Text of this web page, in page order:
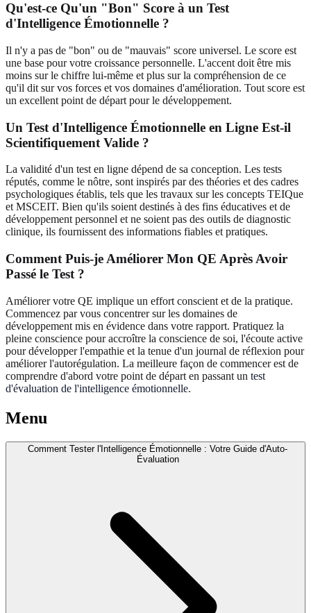
Qu'est-ce Qu'un "Bon" Score à un Test
d'Intelligence Émotionnelle ?
Il n'y a pas de "bon" ou de "mauvais" score universel. Le score est
une base pour votre croissance personnelle. L'accent doit être mis
moins sur le chiffre lui-même et plus sur la compréhension de ce
qu'il dit sur vos forces et vos domaines d'amélioration. Tout score est
un excellent point de départ pour le développement.
Un Test d'Intelligence Émotionnelle en Ligne Est-il
Scientifiquement Valide ?
La validité d'un test en ligne dépend de sa conception. Les tests
réputés, comme le nôtre, sont inspirés par des théories et des cadres
psychologiques établis, tels que les travaux sur les concepts TEIQue
et MSCEIT. Bien qu'ils soient destinés à des fins éducatives et de
développement personnel et ne soient pas des outils de diagnostic
clinique, ils fournissent des informations fiables et pratiques.
Comment Puis-je Améliorer Mon QE Après Avoir
Passé le Test ?
Améliorer votre QE implique un effort conscient et de la pratique.
Commencez par vous concentrer sur les domaines de
développement mis en évidence dans votre rapport. Pratiquez la
pleine conscience pour accroître la conscience de soi, l'écoute active
pour développer l'empathie et la tenue d'un journal de réflexion pour
améliorer l'autorégulation. La meilleure façon de commencer est de
comprendre d'abord votre point de départ en passant un test
d'évaluation de l'intelligence émotionnelle.
Menu
Comment Tester l'Intelligence Émotionnelle : Votre Guide d'Auto-
Évaluation